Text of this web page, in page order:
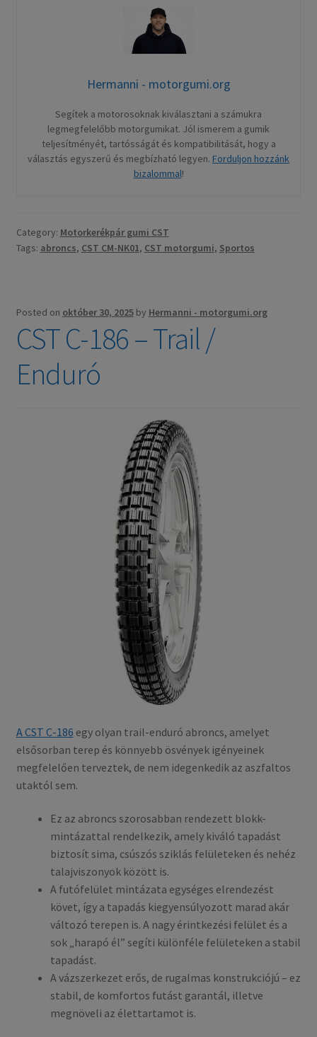
Hermanni - motorgumi.org
Segítek a motorosoknak kiválasztani a számukra
legmegfelelőbb motorgumikat. Jól ismerem a gumik
teljesítményét, tartósságát és kompatibilitását, hogy a
választás egyszerű és megbízható legyen. Forduljon hozzánk
bizalommal!
Category: Motorkerékpár gumi CST
Tags: abroncs, CST CM-NK01, CST motorgumi, Sportos
Posted on október 30, 2025 by Hermanni - motorgumi.org
CST C-186 – Trail /
Enduró
A CST C-186 egy olyan trail-enduró abroncs, amelyet
elsősorban terep és könnyebb ösvények igényeinek
megfelelően terveztek, de nem idegenkedik az aszfaltos
utaktól sem.
Ez az abroncs szorosabban rendezett blokk-
mintázattal rendelkezik, amely kiváló tapadást
biztosít sima, csúszós sziklás felületeken és nehéz
talajviszonyok között is.
A futófelület mintázata egységes elrendezést
követ, így a tapadás kiegyensúlyozott marad akár
változó terepen is. A nagy érintkezési felület és a
sok „harapó él” segíti különféle felületeken a stabil
tapadást.
A vázszerkezet erős, de rugalmas konstrukciójú – ez
stabil, de komfortos futást garantál, illetve
megnöveli az élettartamot is.